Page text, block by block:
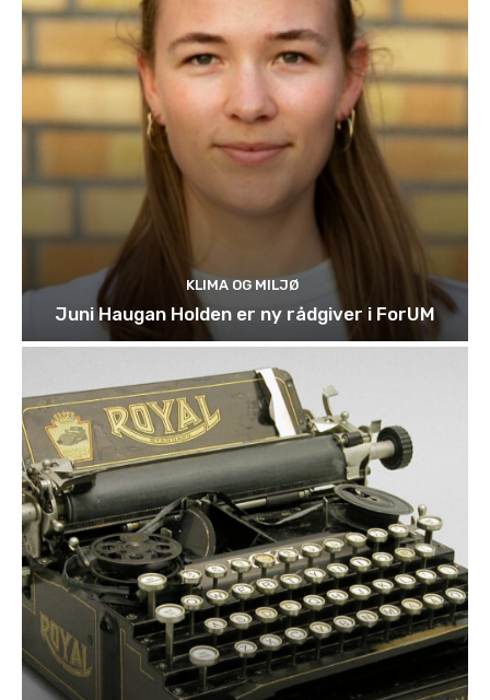
KLIMA OG MILJØ
Juni Haugan Holden er ny rådgiver i ForUM